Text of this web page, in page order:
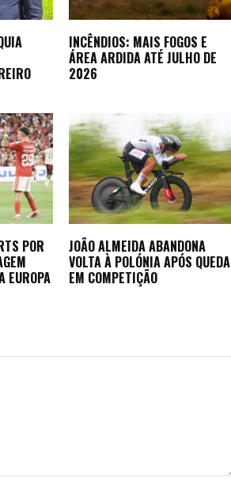
INCÊNDIOS: MAIS FOGOS E
ÁREA ARDIDA ATÉ JULHO DE
2026
POR
EUROPA
JOÃO ALMEIDA ABANDONA
VOLTA À POLÓNIA APÓS QUEDA
EM COMPETIÇÃO